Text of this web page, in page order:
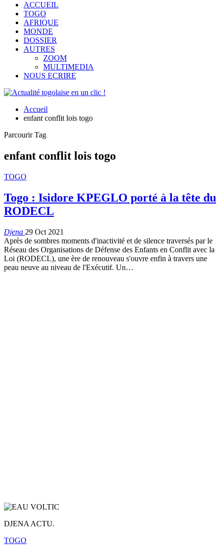
ACCUEIL
TOGO
AFRIQUE
MONDE
DOSSIER
AUTRES
ZOOM
MULTIMEDIA
NOUS ECRIRE
Accueil
enfant conflit lois togo
Parcourir Tag
enfant conflit lois togo
TOGO
Togo : Isidore KPEGLO porté à la tête du
RODECL
Djena 29 Oct 2021
Après de sombres moments d'inactivité et de silence traversés par le
Réseau des Organisations de Défense des Enfants en Conflit avec la
Loi (RODECL), une ère de renouveau s'ouvre enfin à travers une
peau neuve au niveau de l'Exécutif. Un…
DJENA ACTU.
TOGO